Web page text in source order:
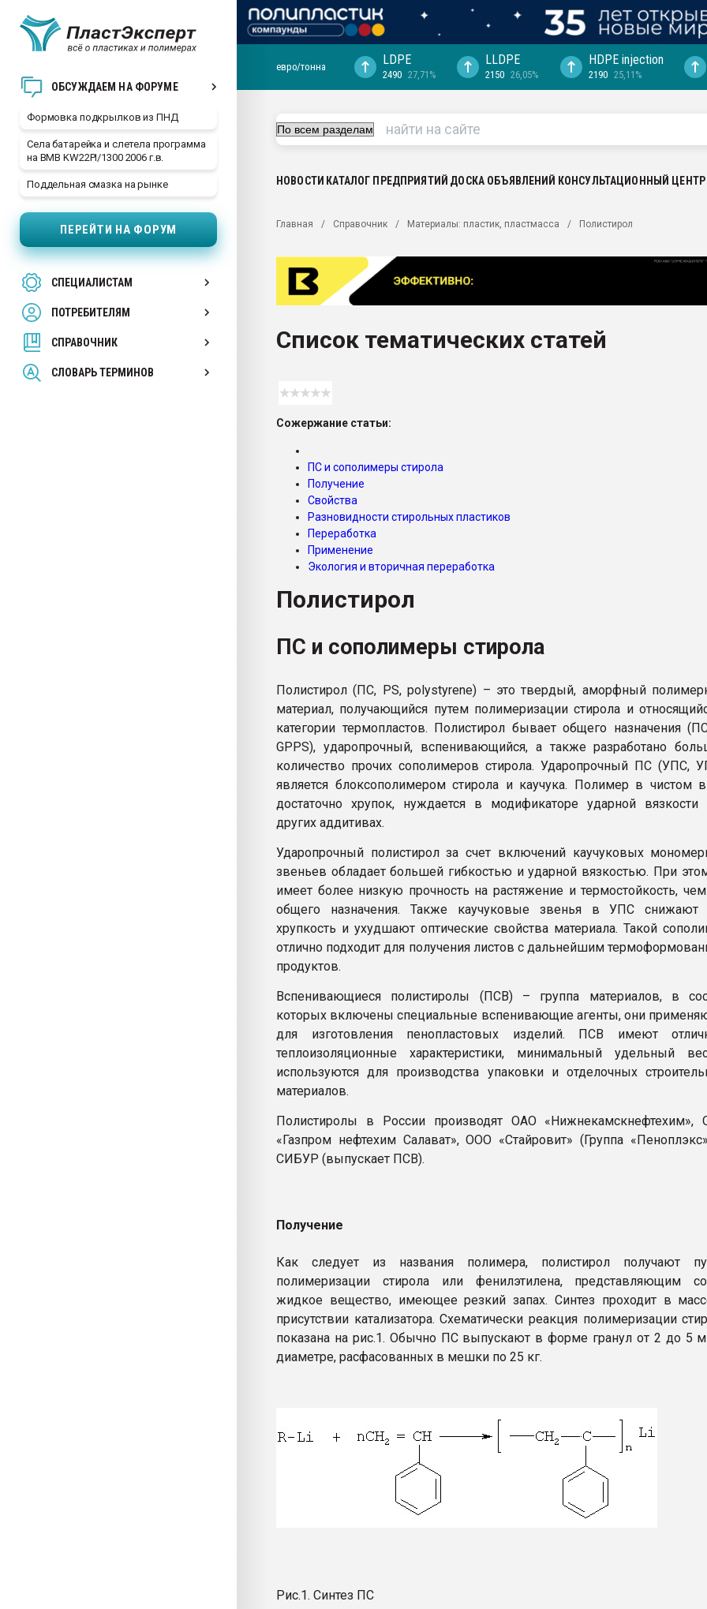
ОБСУЖДАЕМ НА ФОРУМЕ
Формовка подкрылков из ПНД
Села батарейка и слетела программа
на BMB KW22PI/1300 2006 г.в.
Поддельная смазка на рынке
ПЕРЕЙТИ НА ФОРУМ
СПЕЦИАЛИСТАМ
ПОТРЕБИТЕЛЯМ
СПРАВОЧНИК
СЛОВАРЬ ТЕРМИНОВ
29.07.2026 ФРП помог "Ижевскому
Вакуум-формовочные машины:
ближайшее подмосковье, с.-в.
28.07.2026 Автоматизация выходит на
первый план в переработке
ситуацией на строительном рынке
ПЕРЕЙТИ НА ФОРУМ
евро/тонна LDPE
2490 27,71%
LLDPE
2150 26,05%
HDPE injection
2190 25,11%
НОВОСТИ КАТАЛОГ ПРЕДПРИЯТИЙ ДОСКА ОБЪЯВЛЕНИЙ КОНСУЛЬТАЦИОННЫЙ ЦЕНТР
Главная Справочник Материалы: пластик, пластмасса Полистирол
Список тематических статей
Сожержание статьи:
ПС и сополимеры стирола
Получение
Свойства
Разновидности стирольных пластиков
Переработка
Применение
Экология и вторичная переработка
Полистирол
ПС и сополимеры стирола
Полистирол (ПС, PS, polystyrene) – это твердый, аморфный
материал, получающийся путем полимеризации стирола и
категории термопластов. Полистирол бывает общего назначения
GPPS), ударопрочный, вспенивающийся, а также разработано
количество прочих сополимеров стирола. Ударопрочный ПС (УПС,
является блоксополимером стирола и каучука. Полимер в чистом
достаточно хрупок, нуждается в модификаторе ударной вязкости
других аддитивах.
Ударопрочный полистирол за счет включений каучуковых
звеньев обладает большей гибкостью и ударной вязкостью. При
имеет более низкую прочность на растяжение и термостойкость,
общего назначения. Также каучуковые звенья в УПС снижают
хрупкость и ухудшают оптические свойства материала. Такой
отлично подходит для получения листов с дальнейшим
продуктов.
Вспенивающиеся полистиролы (ПСВ) – группа материалов, в
которых включены специальные вспенивающие агенты, они
для изготовления пенопластовых изделий. ПСВ имеют
теплоизоляционные характеристики, минимальный удельный
используются для производства упаковки и отделочных
материалов.
Полистиролы в России производят ОАО «Нижнекамскнефтехим»,
«Газпром нефтехим Салават», ООО «Стайровит» (Группа
СИБУР (выпускает ПСВ).
Получение
Как следует из названия полимера, полистирол получают
полимеризации стирола или фенилэтилена, представляющим
жидкое вещество, имеющее резкий запах. Синтез проходит в
присутствии катализатора. Схематически реакция полимеризации
показана на рис.1. Обычно ПС выпускают в форме гранул от 2 до 5
диаметре, расфасованных в мешки по 25 кг.
Рис.1. Синтез ПС